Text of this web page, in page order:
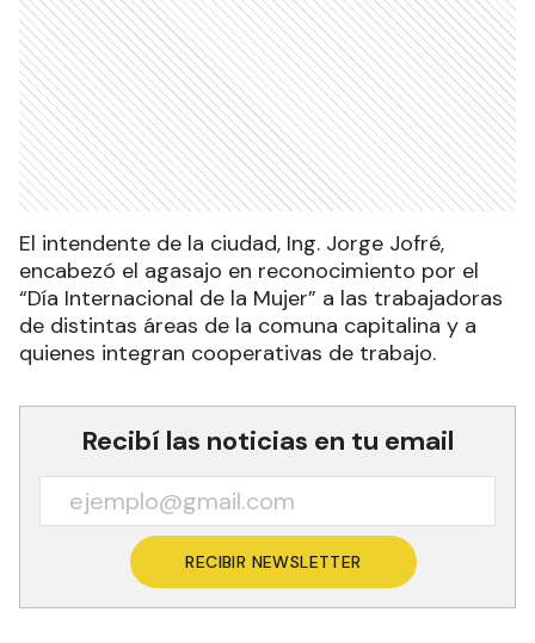
El intendente de la ciudad, Ing. Jorge Jofré,
encabezó el agasajo en reconocimiento por el
“Día Internacional de la Mujer” a las trabajadoras
de distintas áreas de la comuna capitalina y a
quienes integran cooperativas de trabajo.
Recibí las noticias en tu email
RECIBIR NEWSLETTER